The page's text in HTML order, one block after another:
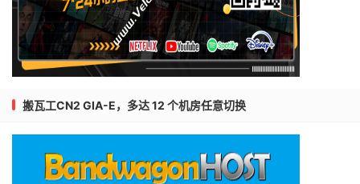
搬瓦工CN2 GIA-E，多达 12 个机房任意切换